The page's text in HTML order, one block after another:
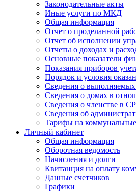
Законодательные акты
Иные услуги по МКД
Общая информация
Отчет о проделанной
Отчет об исполнении
Отчеты о доходах и
Основные показатели
Показания приборов
Порядок и условия
Сведения о выполняемых
Сведения о домах в
Сведения о членстве в
Сведения об
Тарифы на
Личный кабинет
Общая информация
Оборотная ведомость
Начисления и долги
Квитанция на оплату
Данные счетчиков
Графики